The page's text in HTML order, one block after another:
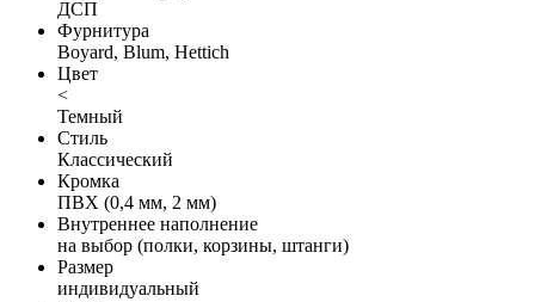
ДСП
Фурнитура
Boyard, Blum, Hettich
Цвет
<
Темный
Стиль
Классический
Кромка
ПВХ (0,4 мм, 2 мм)
Внутреннее наполнение
на выбор (полки, корзины, штанги)
Размер
индивидуальный